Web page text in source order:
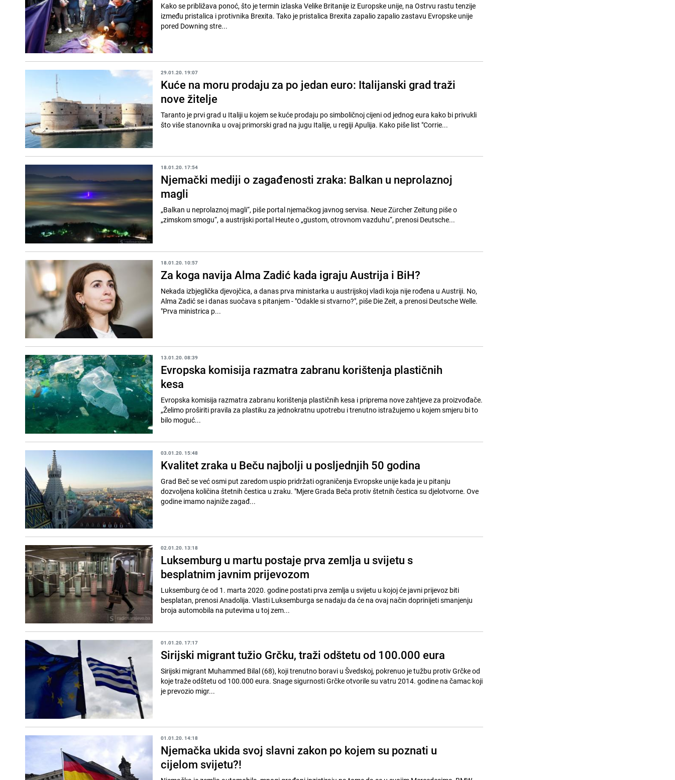
Kako se približava ponoć, što je termin izlaska Velike Britanije iz Europske unije, na Ostrvu rastu tenzije
između pristalica i protivnika Brexita. Tako je pristalica Brexita zapalio zapalio zastavu Evropske unije
pored Downing stre...
29.01.20. 19:07
Kuće na moru prodaju za po jedan euro: Italijanski grad traži
nove žitelje
Taranto je prvi grad u Italiji u kojem se kuće prodaju po simboličnoj cijeni od jednog eura kako bi privukli
što više stanovnika u ovaj primorski grad na jugu Italije, u regiji Apulija. Kako piše list "Corrie...
18.01.20. 17:54
Njemački mediji o zagađenosti zraka: Balkan u neprolaznoj
magli
„Balkan u neprolaznoj magli“, piše portal njemačkog javnog servisa. Neue Zürcher Zeitung piše o
„zimskom smogu“, a austrijski portal Heute o „gustom, otrovnom vazduhu“, prenosi Deutsche...
18.01.20. 10:57
Za koga navija Alma Zadić kada igraju Austrija i BiH?
Nekada izbjeglička djevojčica, a danas prva ministarka u austrijskoj vladi koja nije rođena u Austriji. No,
Alma Zadić se i danas suočava s pitanjem - "Odakle si stvarno?", piše Die Zeit, a prenosi Deutsche Welle.
"Prva ministrica p...
13.01.20. 08:39
Evropska komisija razmatra zabranu korištenja plastičnih
kesa
Evropska komisija razmatra zabranu korištenja plastičnih kesa i priprema nove zahtjeve za proizvođače.
„Želimo proširiti pravila za plastiku za jednokratnu upotrebu i trenutno istražujemo u kojem smjeru bi to
bilo moguć...
03.01.20. 15:48
Kvalitet zraka u Beču najbolji u posljednjih 50 godina
Grad Beč se već osmi put zaredom uspio pridržati ograničenja Evropske unije kada je u pitanju
dozvoljena količina štetnih čestica u zraku. "Mjere Grada Beča protiv štetnih čestica su djelotvorne. Ove
godine imamo najniže zagađ...
02.01.20. 13:18
Luksemburg u martu postaje prva zemlja u svijetu s
besplatnim javnim prijevozom
Luksemburg će od 1. marta 2020. godine postati prva zemlja u svijetu u kojoj će javni prijevoz biti
besplatan, prenosi Anadolija. Vlasti Luksemburga se nadaju da će na ovaj način doprinijeti smanjenju
broja automobila na putevima u toj zem...
01.01.20. 17:17
Sirijski migrant tužio Grčku, traži odštetu od 100.000 eura
Sirijski migrant Muhammed Bilal (68), koji trenutno boravi u Švedskoj, pokrenuo je tužbu protiv Grčke od
koje traže odštetu od 100.000 eura. Snage sigurnosti Grčke otvorile su vatru 2014. godine na čamac koji
je prevozio migr...
01.01.20. 14:18
Njemačka ukida svoj slavni zakon po kojem su poznati u
cijelom svijetu?!